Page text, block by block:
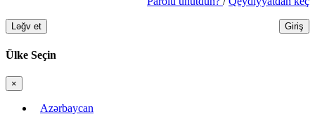
Ləğv et Giriş
Ülke Seçin
×
Bağla
Azərbaycan